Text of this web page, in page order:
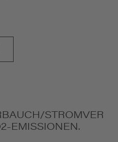
STROMVER
EMISSIONEN.